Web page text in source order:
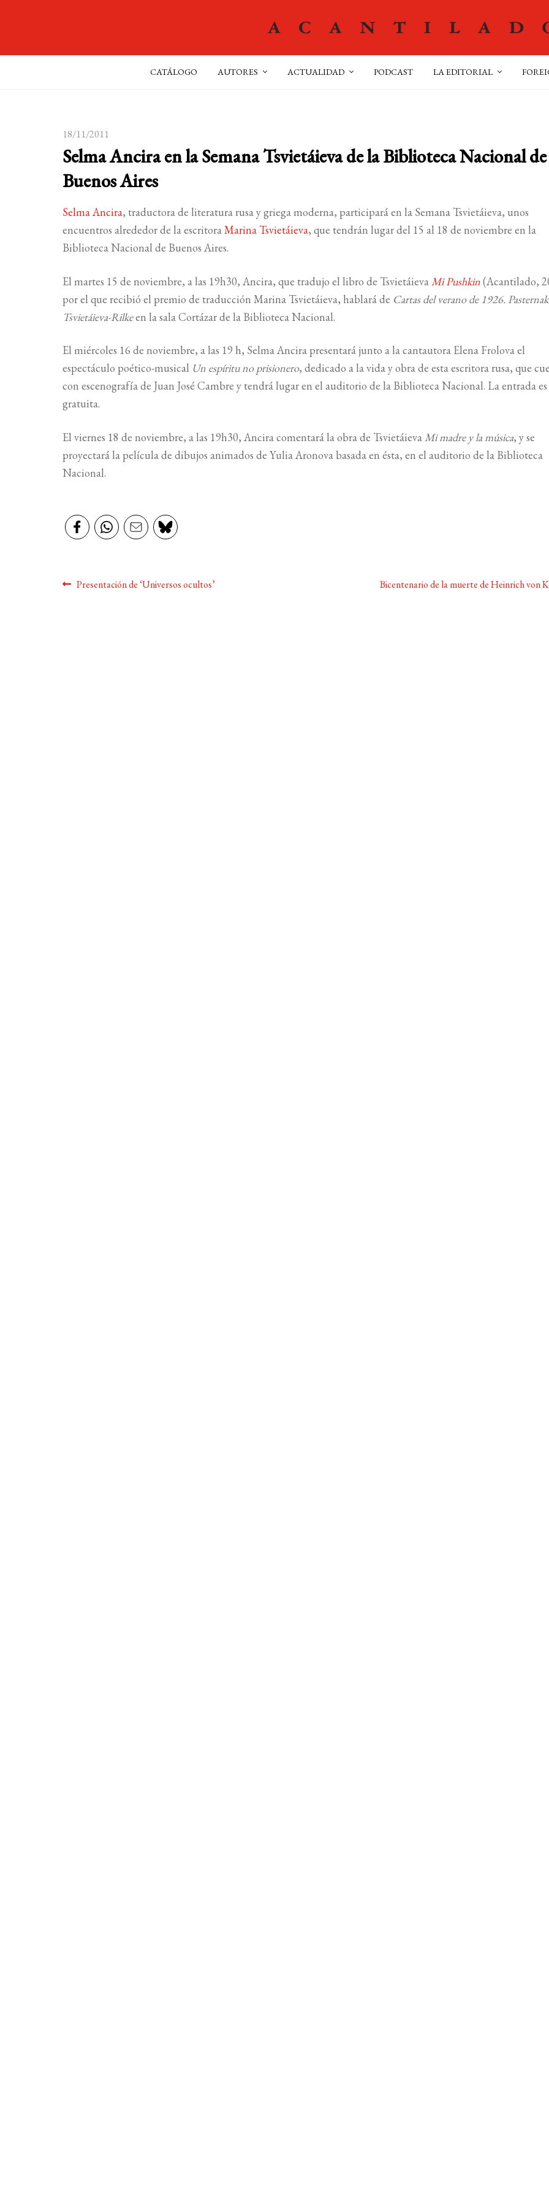
CATÁLOGO AUTORES ACTUALIDAD PODCAST LA EDITORIAL
18/11/2011
Selma Ancira en la Semana Tsvietáieva de la Biblioteca Nacional de
Buenos Aires
Selma Ancira, traductora de literatura rusa y griega moderna, participará en la Semana Tsvietáieva, unos
encuentros alrededor de la escritoraMarina Tsvietáieva, que tendrán lugar del 15 al 18 de noviembre en la
Biblioteca Nacional de Buenos Aires.
El martes 15 de noviembre, a las 19h30, Ancira, que tradujo el libro de TsvietáievaMi Pushkin(Acantilado,
por el que recibió el premio de traducción Marina Tsvietáieva, hablará de Cartas del verano de 1926.
Tsvietáieva-Rilkeen la sala Cortázar de la Biblioteca Nacional.
El miércoles 16 de noviembre, a las 19 h, Selma Ancira presentará junto a la cantautora Elena Frolova el
espectáculo poético-musical Un espíritu no prisionero, dedicado a la vida y obra de esta escritora rusa, que
con escenografía de Juan José Cambre y tendrá lugar en el auditorio de la Biblioteca Nacional. La entrada
gratuita.
El viernes 18 de noviembre, a las 19h30, Ancira comentará la obra de TsvietáievaMi madre y la música, y se
proyectará la película de dibujos animados de Yulia Aronova basada en ésta, en el auditorio de la Biblioteca
Nacional.
Navegación
Anterior:
Presentación de ‘Universos ocultos’ Siguiente:
Bicentenario de la muerte de Heinrich von